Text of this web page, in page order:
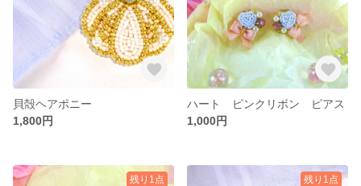
貝殻ヘアポニー
1,800円
ハート ピンクリボン ピアス
1,000円
残り1点 残り1点